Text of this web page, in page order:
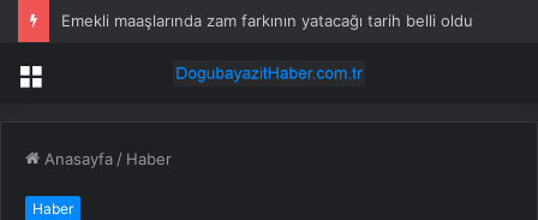
Emekli maaşlarında zam farkının yatacağı tarih belli oldu
Menü
Anasayfa / Haber
Haber